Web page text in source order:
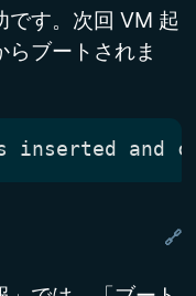
です。次回 VM 起
ブートされま